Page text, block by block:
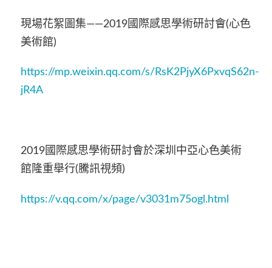
現場花絮圖集——2019國際感思學術研討會(心色
美術館)
https://mp.weixin.qq.com/s/RsK2PjyX6PxvqS62n-
jR4A
2019國際感思學術研討會於深圳中亞心色美術
館隆重舉行(騰訊視頻)
https://v.qq.com/x/page/v3031m75ogl.html